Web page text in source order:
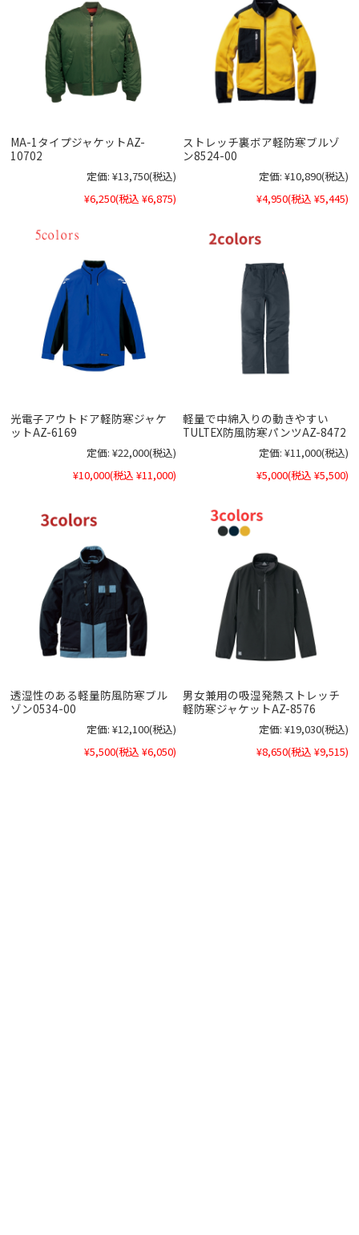
MA-1タイプジャケットAZ-
10702
定価: ¥13,750(税込)
¥6,250(税込 ¥6,875)
ストレッチ裏ボア軽防寒ブルゾ
ン8524-00
定価: ¥10,890(税込)
¥4,950(税込 ¥5,445)
光電子アウトドア軽防寒ジャケ
ットAZ-6169
定価: ¥22,000(税込)
¥10,000(税込 ¥11,000)
軽量で中綿入りの動きやすい
TULTEX防風防寒パンツAZ-8472
定価: ¥11,000(税込)
¥5,000(税込 ¥5,500)
透湿性のある軽量防風防寒ブル
ゾン0534-00
定価: ¥12,100(税込)
¥5,500(税込 ¥6,050)
男女兼用の吸湿発熱ストレッチ
軽防寒ジャケットAZ-8576
定価: ¥19,030(税込)
¥8,650(税込 ¥9,515)